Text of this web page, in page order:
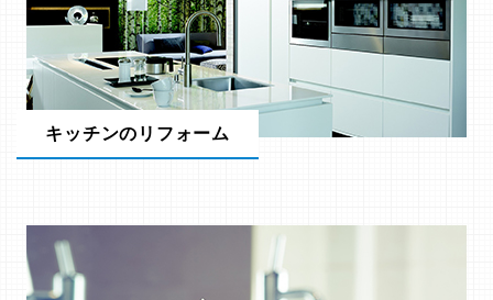
キッチンのリフォーム